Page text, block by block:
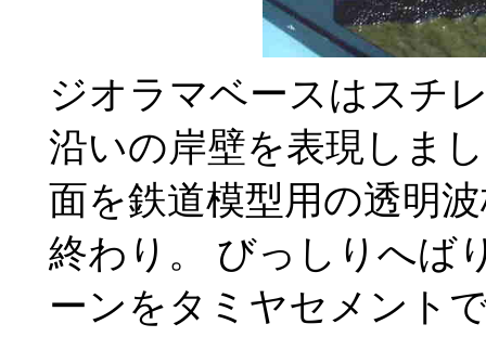
ジオラマベースはスチ
沿いの岸壁を表現しま
面を鉄道模型用の透明
終わり。 びっしりへば
ーンをタミヤセメント